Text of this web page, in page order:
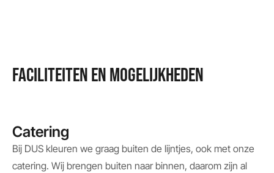
FACILITEITEN EN MOGELIJKHEDEN
Catering
Bij DUS kleuren we graag buiten de lijntjes, ook met onze
catering. Wij brengen buiten naar binnen, daarom zijn al